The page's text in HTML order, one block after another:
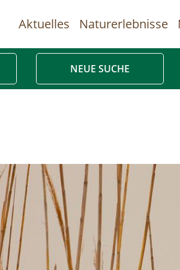
Aktuelles Naturerlebnisse
NEUE SUCHE